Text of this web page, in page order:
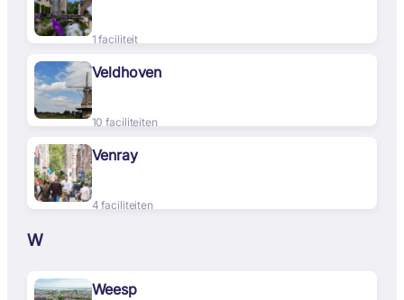
1 faciliteit
Veldhoven
10 faciliteiten
Venray
4 faciliteiten
W
Weesp